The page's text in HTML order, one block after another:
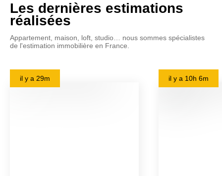
Les dernières estimations
réalisées
Appartement, maison, loft, studio… nous sommes spécialistes
de l'estimation immobilière en France.
il y a 29m il y a 10h 6m